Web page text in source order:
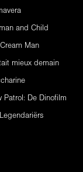
and Child
Cream Man
mieux demain
Patrol: De Dinofilm
Legendariërs